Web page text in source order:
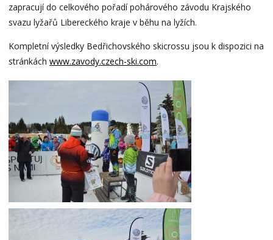
zapracují do celkového pořadí pohárového závodu Krajského
svazu lyžařů Libereckého kraje v běhu na lyžích.
Kompletní výsledky Bedřichovského skicrossu jsou k dispozici na
stránkách www.zavody.czech-ski.com.